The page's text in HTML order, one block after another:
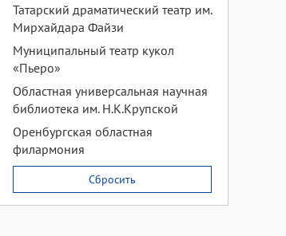
Татарский драматический театр им.
Мирхайдара Файзи
Муниципальный театр кукол
«Пьеро»
Областная универсальная научная
библиотека им. Н.К.Крупской
Оренбургская областная
филармония
Сбросить